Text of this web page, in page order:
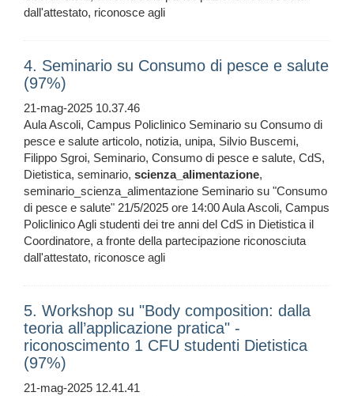
dall'attestato, riconosce agli
4. Seminario su Consumo di pesce e salute
(97%)
21-mag-2025 10.37.46
Aula Ascoli, Campus Policlinico Seminario su Consumo di
pesce e salute articolo, notizia, unipa, Silvio Buscemi,
Filippo Sgroi, Seminario, Consumo di pesce e salute, CdS,
Dietistica, seminario, scienza_alimentazione,
seminario_scienza_alimentazione Seminario su "Consumo
di pesce e salute" 21/5/2025 ore 14:00 Aula Ascoli, Campus
Policlinico Agli studenti dei tre anni del CdS in Dietistica il
Coordinatore, a fronte della partecipazione riconosciuta
dall'attestato, riconosce agli
5. Workshop su "Body composition: dalla
teoria all’applicazione pratica" -
riconoscimento 1 CFU studenti Dietistica
(97%)
21-mag-2025 12.41.41